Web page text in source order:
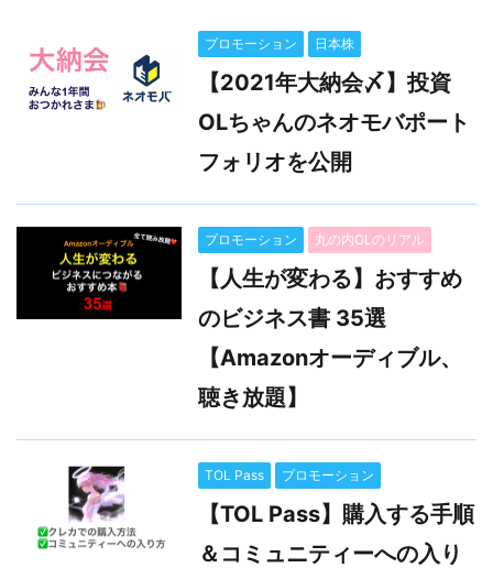
プロモーション 日本株
【2021年大納会〆】投資
OLちゃんのネオモバポート
フォリオを公開
プロモーション 丸の内OLのリアル
【人生が変わる】おすすめ
のビジネス書 35選
【Amazonオーディブル、
聴き放題】
TOL Pass プロモーション
【TOL Pass】購入する手順
＆コミュニティーへの入り